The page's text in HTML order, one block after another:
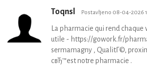
Toqnsl Postavljeno 08-04-2026
La pharmacie qui rend
utile - https://gowork.fr/
sermamagny , QualitГ©,
cвЂ™est notre pharmacie .